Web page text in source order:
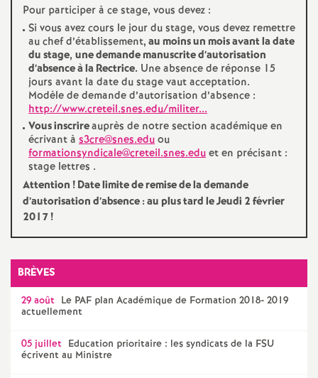
s
e
i
g
n
e
m
e
Pour participer à ce stage, vous devez :
Si vous avez cours le jour du stage, vous devez remettre
au chef d’établissement,au moins un mois avant la date
du stage, une demande manuscrite d’autorisation
d’absence à la Rectrice. Une absence de réponse 15
jours avant la date du stage vaut acceptation.
Modèle de demande d’autorisation d’absence :
http://www.creteil.snes.edu/militer...
Vous inscrireauprès de notre section académique en
écrivant à s3cre@snes.eduou
formationsyndicale@creteil.snes.eduet en précisant :
stage lettres .
Attention ! Date limite de remise de la demande
d’autorisation d’absence : au plus tard le Jeudi 2 février
2017!
BRÈVES
29 août Le PAF plan Académique de Formation 2018- 2019
actuellement
05 juillet Education prioritaire : les syndicats de la FSU
écrivent au Ministre